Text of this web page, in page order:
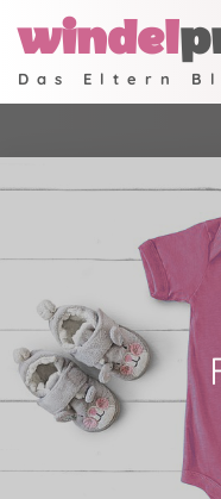
windel
Das Eltern